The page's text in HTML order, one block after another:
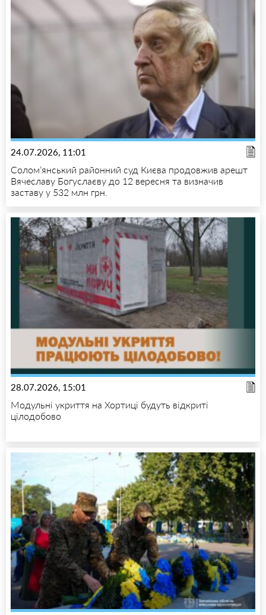
24.07.2026, 11:01
Солом’янський районний суд Києва продовжив арешт
Вячеславу Богуслаєву до 12 вересня та визначив
заставу у 532 млн грн.
28.07.2026, 15:01
Модульні укриття на Хортиці будуть відкриті
цілодобово